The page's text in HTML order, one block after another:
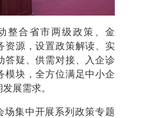
整合省市两级政策、金
资源，设置政策解读、实
答疑、供需对接、入企诊
模块，全方位满足中小企
展需求。
场集中开展系列政策专题